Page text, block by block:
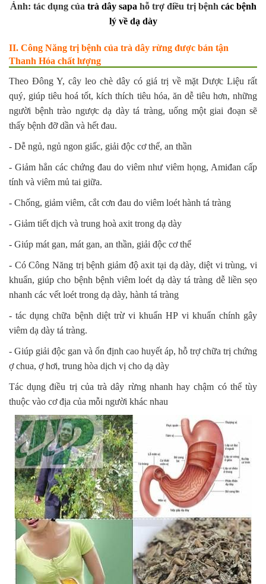
Ảnh: tác dụng của trà dây sapa hỗ trợ điều trị bệnh các bệnh
lý về dạ dày
II. Công Năng trị bệnh của trà dây rừng được bán tận
Thanh Hóa chất lượng
Theo Đông Y, cây leo chè dây có giá trị về mặt Dược Liệu rất
quý, giúp tiêu hoá tốt, kích thích tiêu hóa, ăn dễ tiêu hơn, những
người bệnh trào ngược dạ dày tá tràng, uống một giai đoạn sẽ
thấy bệnh đỡ dần và hết đau.
- Dễ ngủ, ngủ ngon giấc, giải độc cơ thể, an thần
- Giảm hẳn các chứng đau do viêm như viêm họng, Amiđan cấp
tính và viêm mủ tai giữa.
- Chống, giảm viêm, cắt cơn đau do viêm loét hành tá tràng
- Giảm tiết dịch và trung hoà axit trong dạ dày
- Giúp mát gan, mát gan, an thần, giải độc cơ thể
- Có Công Năng trị bệnh giảm độ axit tại dạ dày, diệt vi trùng, vi
khuẩn, giúp cho bệnh bệnh viêm loét dạ dày tá tràng dễ liền sẹo
nhanh các vết loét trong dạ dày, hành tá tràng
- tác dụng chữa bệnh diệt trừ vi khuẩn HP vi khuẩn chính gây
viêm dạ dày tá tràng.
- Giúp giải độc gan và ổn định cao huyết áp, hỗ trợ chữa trị chứng
ợ chua, ợ hơi, trung hòa dịch vị cho dạ dày
Tác dụng điều trị của trà dây rừng nhanh hay chậm có thể tùy
thuộc vào cơ địa của mỗi người khác nhau